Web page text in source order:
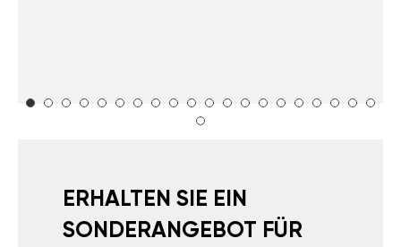
ERHALTEN SIE EIN
SONDERANGEBOT FÜR